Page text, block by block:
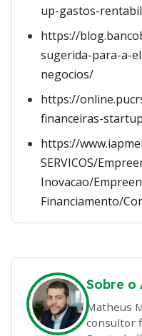
up-gastos-
https://
sugerida-para-a-
negocios/
https://
financeiras-
https://
SERVICOS/
Inovacao/
Financiamento/
Sobre o
Matheus
consultor